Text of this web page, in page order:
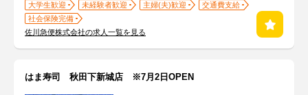
大学生歓迎 未経験者歓迎 主婦(夫)歓迎
交通費支給
社会保険完備
佐川急便株式会社の求人一覧を見る
はま寿司 秋田下新城店 ※7月2日OPEN